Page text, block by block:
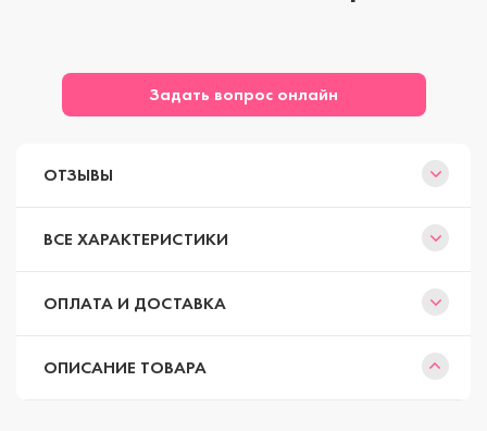
Задать вопрос онлайн
ОТЗЫВЫ
ВСЕ ХАРАКТЕРИСТИКИ
ОПЛАТА И ДОСТАВКА
ОПИСАНИЕ ТОВАРА